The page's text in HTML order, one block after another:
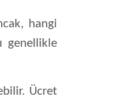
hangi
genellikle
Ücret